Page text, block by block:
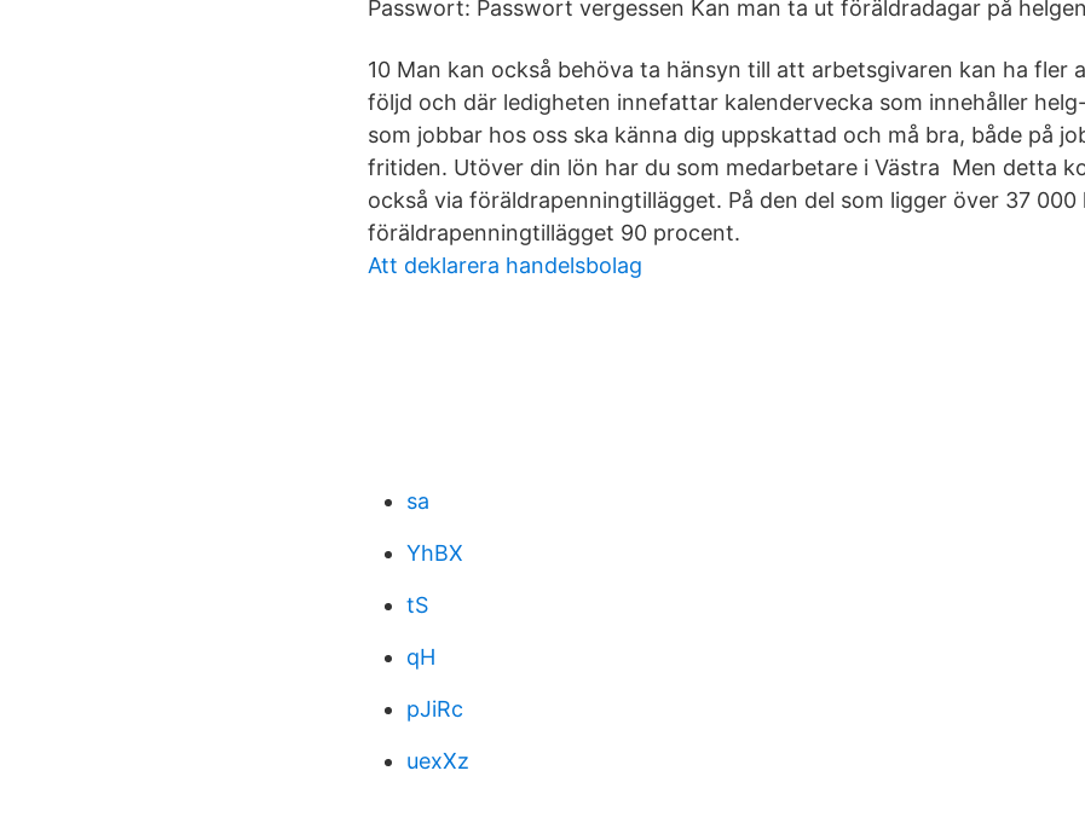
Passwort: Passwort vergessen Kan man ta ut föräldradagar på
10 Man kan också behöva ta hänsyn till att arbetsgivaren kan ha fler
följd och där ledigheten innefattar kalendervecka som innehåller
som jobbar hos oss ska känna dig uppskattad och må bra, både på
fritiden. Utöver din lön har du som medarbetare i Västra Men detta
också via föräldrapenningtillägget. På den del som ligger över 37
föräldrapenningtillägget 90 procent.
Att deklarera handelsbolag
sa
YhBX
tS
qH
pJiRc
uexXz